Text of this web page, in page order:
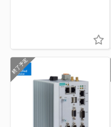
終了予定